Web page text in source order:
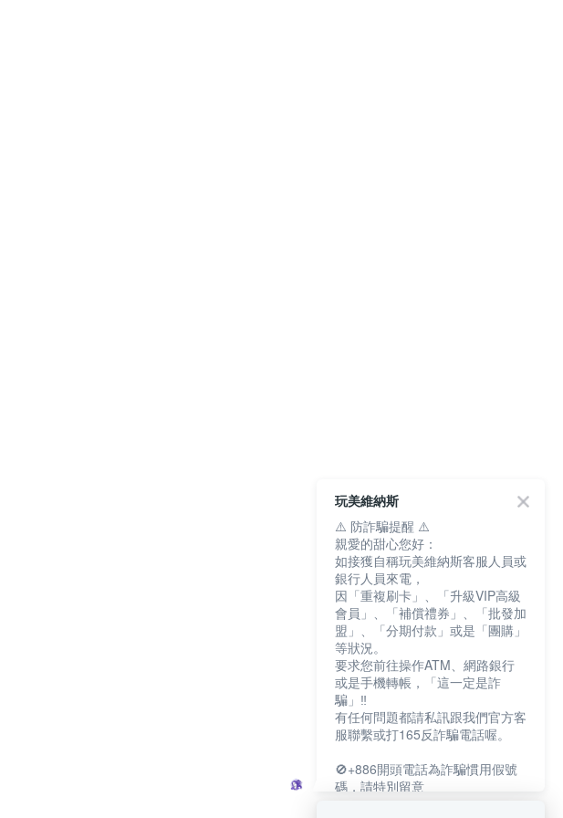
玩美維納斯
⚠️ 防詐騙提醒 ⚠️
親愛的甜心您好：
如接獲自稱玩美維納斯客服人員或
銀行人員來電，
因「重複刷卡」、「升級VIP高級
會員」、「補償禮券」、「批發加
盟」、「分期付款」或是「團購」
等狀況。
要求您前往操作ATM、網路銀行
或是手機轉帳，「這一定是詐
騙」‼️
有任何問題都請私訊跟我們官方客
服聯繫或打165反詐騙電話喔。
🚫+886開頭電話為詐騙慣用假號
碼，請特別留意